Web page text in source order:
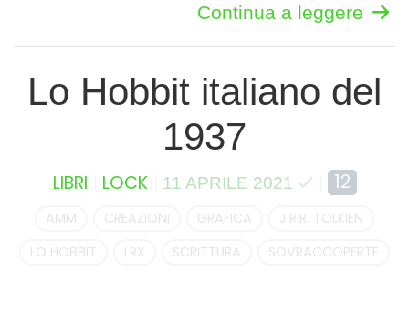
Continua a leggere
Lo Hobbit italiano del
1937
LIBRI LOCK 11 APRILE 2021 12
AMM CREAZIONI GRAFICA
J.R.R. TOLKIEN
LO HOBBIT
LRX SCRITTURA SOVRACCOPERTE